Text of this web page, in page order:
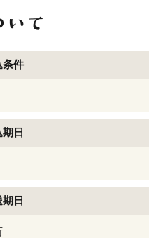
条件
日
日